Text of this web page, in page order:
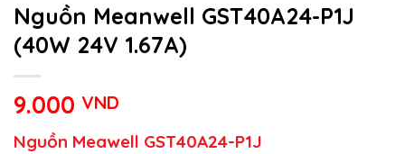
Nguồn Meanwell GST40A24-P1J
(40W 24V 1.67A)
9.000 VND
Nguồn Meawell GST40A24-P1J